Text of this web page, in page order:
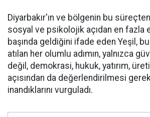
Diyarbakır'ın ve bölgenin bu
sosyal ve psikolojik açıdan en fazla
başında geldiğini ifade eden Yeşil,
atılan her olumlu adımın, yalnızca
değil, demokrasi, hukuk, yatırım,
açısından da değerlendirilmesi
inandıklarını vurguladı.